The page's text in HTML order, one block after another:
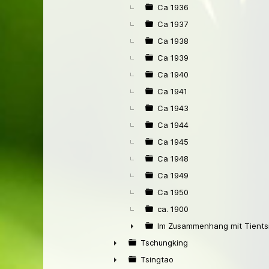
Ca 1936
Ca 1937
Ca 1938
Ca 1939
Ca 1940
Ca 1941
Ca 1943
Ca 1944
Ca 1945
Ca 1948
Ca 1949
Ca 1950
ca. 1900
►
Im Zusammenhang mit
►
Tschungking
Tsingtao